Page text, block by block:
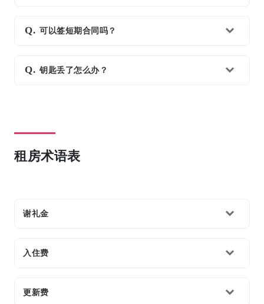
可以签短期合同吗？
钥匙丢了怎么办？
租房术语表
谢礼金
入住费
更新费